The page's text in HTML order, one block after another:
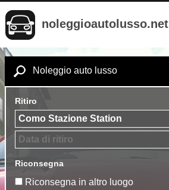
noleggioautolusso.net
Noleggio auto lusso
Ritiro
Riconsegna
Riconsegna in altro luogo